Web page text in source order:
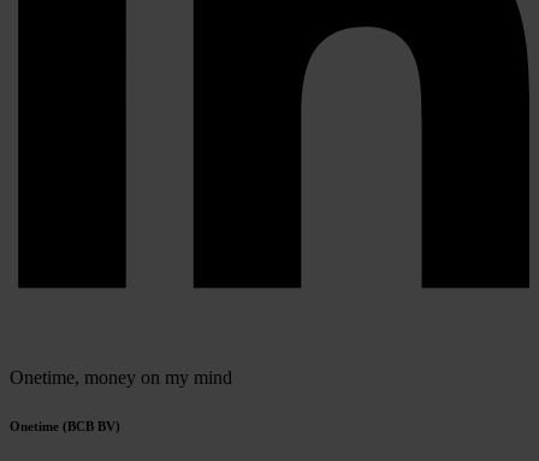
Onetime, money on my mind
Onetime (BCB BV)